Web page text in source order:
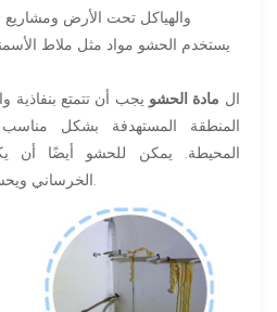
والهياكل تحت الأرض ومشاريع
يستخدم الحشو مواد مثل ملاط
ال مادة الحشو يجب أن تتمتع بنفاذية
المنطقة المستهدفة بشكل
المحيطة. يمكن للحشو أيضًا أن
الخرساني ويحسن من إحكام ومتانة الهيكل.